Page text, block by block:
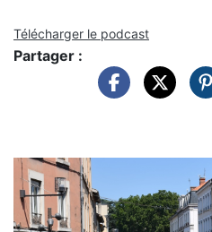
Télécharger le podcast
Partager :